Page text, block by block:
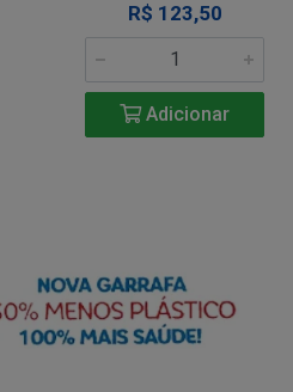
R$ 123,50
Adicionar